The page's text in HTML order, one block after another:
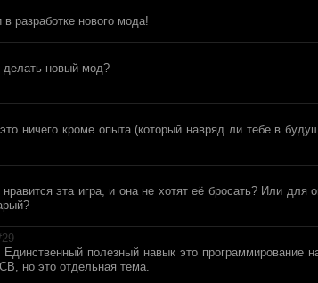
разработке нового мода!
новый мод?
ничего кроме опыта (который навряд ли тебе в
эта игра, и она не хотят её бросать? Или
29
Единственный полезный навык это
но это отдельная тема.